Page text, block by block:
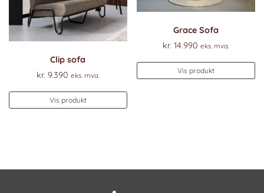
Clip sofa
kr. 9.390 eks. mva.
Vis produkt
Grace Sofa
kr. 14.990 eks. mva.
Vis produkt